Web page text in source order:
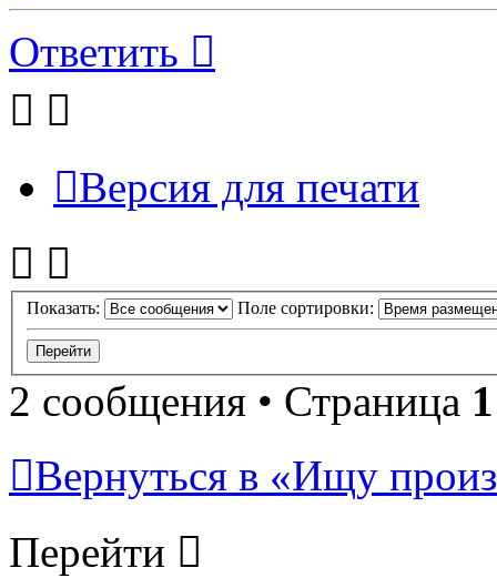
Ответить
Версия для печати
Показать: Поле сортировки:
2 сообщения • Страница 1
Вернуться в «Ищу
Перейти